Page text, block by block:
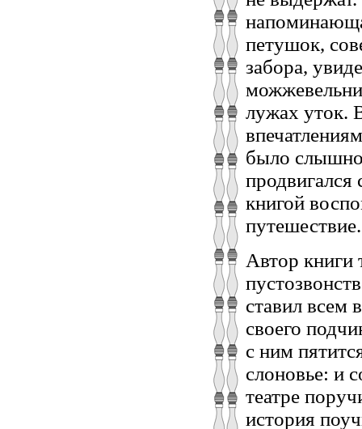
петушок,
забора,
лужах уток.
было
продвигался
книгой
путешествие.
Автор книги
ставил всем
своего
с ним
слоновье: и
театре
история